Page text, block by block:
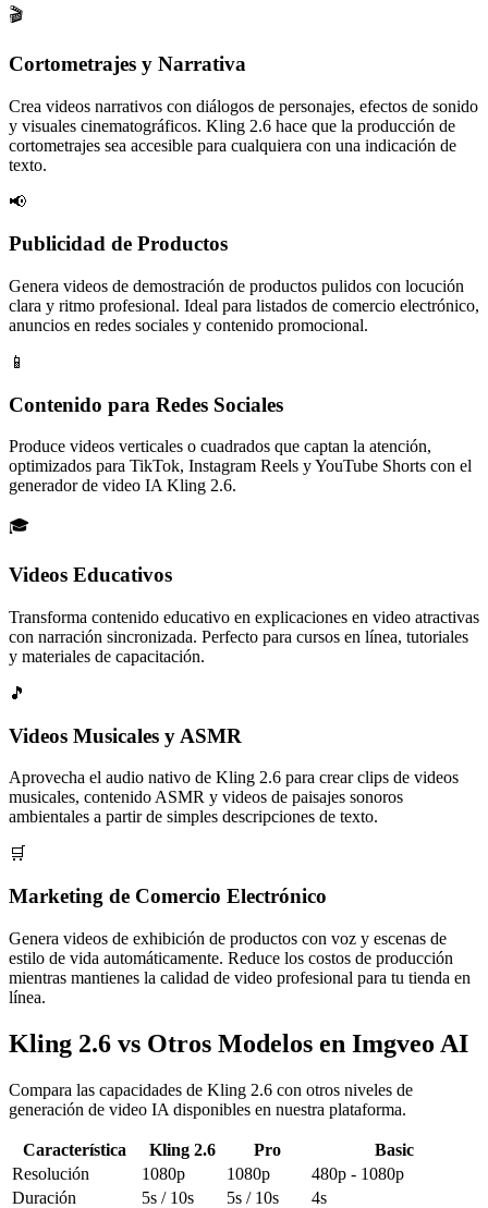
🎬
Cortometrajes y Narrativa
Crea videos narrativos con diálogos de personajes, efectos de sonido
y visuales cinematográficos. Kling 2.6 hace que la producción de
cortometrajes sea accesible para cualquiera con una indicación de
texto.
📢
Publicidad de Productos
Genera videos de demostración de productos pulidos con locución
clara y ritmo profesional. Ideal para listados de comercio electrónico,
anuncios en redes sociales y contenido promocional.
📱
Contenido para Redes Sociales
Produce videos verticales o cuadrados que captan la atención,
optimizados para TikTok, Instagram Reels y YouTube Shorts con el
generador de video IA Kling 2.6.
🎓
Videos Educativos
Transforma contenido educativo en explicaciones en video atractivas
con narración sincronizada. Perfecto para cursos en línea, tutoriales
y materiales de capacitación.
🎵
Videos Musicales y ASMR
Aprovecha el audio nativo de Kling 2.6 para crear clips de videos
musicales, contenido ASMR y videos de paisajes sonoros
ambientales a partir de simples descripciones de texto.
🛒
Marketing de Comercio Electrónico
Genera videos de exhibición de productos con voz y escenas de
estilo de vida automáticamente. Reduce los costos de producción
mientras mantienes la calidad de video profesional para tu tienda en
línea.
Kling 2.6 vs Otros Modelos en Imgveo AI
Compara las capacidades de Kling 2.6 con otros niveles de
generación de video IA disponibles en nuestra plataforma.
Característica Kling 2.6 Pro
Basic
Resolución
1080p 1080p
480p - 1080p
Duración
5s / 10s 5s / 10s
4s